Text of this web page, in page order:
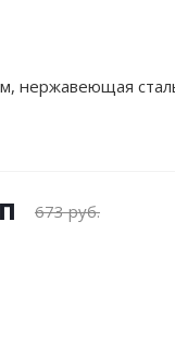
нержавеющая
673 руб.